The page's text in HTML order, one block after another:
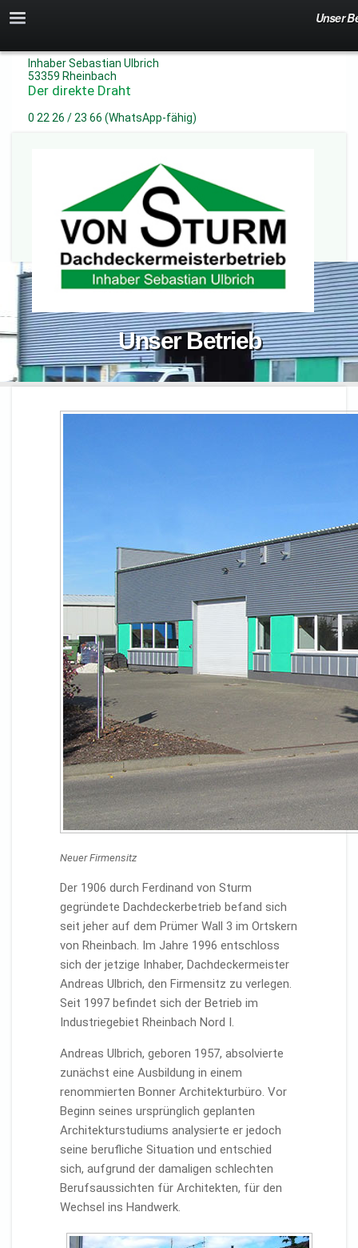
Unser
Inhaber Sebastian Ulbrich
53359 Rheinbach
Der direkte Draht
0 22 26 / 23 66 (WhatsApp-fähig)
Unser Betrieb
Neuer Firmensitz
Der 1906 durch Ferdinand von Sturm
gegründete Dachdeckerbetrieb befand sich
seit jeher auf dem Prümer Wall 3 im Ortskern
von Rheinbach. Im Jahre 1996 entschloss
sich der jetzige Inhaber, Dachdeckermeister
Andreas Ulbrich, den Firmensitz zu verlegen.
Seit 1997 befindet sich der Betrieb im
Industriegebiet Rheinbach Nord I.
Andreas Ulbrich, geboren 1957, absolvierte
zunächst eine Ausbildung in einem
renommierten Bonner Architekturbüro. Vor
Beginn seines ursprünglich geplanten
Architekturstudiums analysierte er jedoch
seine berufliche Situation und entschied
sich, aufgrund der damaligen schlechten
Berufsaussichten für Architekten, für den
Wechsel ins Handwerk.